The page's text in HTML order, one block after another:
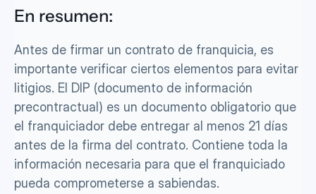
En resumen:
Antes de firmar un contrato de franquicia, es
importante verificar ciertos elementos para evitar
litigios. El DIP (documento de información
precontractual) es un documento obligatorio que
el franquiciador debe entregar al menos 21 días
antes de la firma del contrato. Contiene toda la
información necesaria para que el franquiciado
pueda comprometerse a sabiendas.